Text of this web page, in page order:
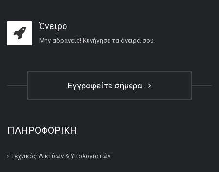
Όνειρο
Μην αδρανείς! Κυνήγησε τα όνειρά σου.
Εγγραφείτε σήμερα
ΠΛΗΡΟΦΟΡΙΚΉ
Τεχνικός Δικτύων & Υπολογιστών